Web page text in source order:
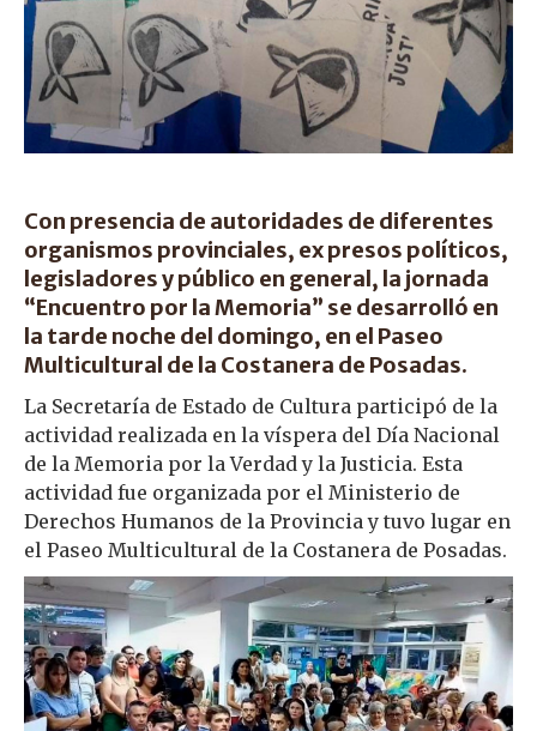
Con presencia de autoridades de diferentes
organismos provinciales, ex presos políticos,
legisladores y público en general, la jornada
“Encuentro por la Memoria” se desarrolló en
la tarde noche del domingo, en el Paseo
Multicultural de la Costanera de Posadas.
La Secretaría de Estado de Cultura participó de la
actividad realizada en la víspera del Día Nacional
de la Memoria por la Verdad y la Justicia. Esta
actividad fue organizada por el Ministerio de
Derechos Humanos de la Provincia y tuvo lugar en
el Paseo Multicultural de la Costanera de Posadas.